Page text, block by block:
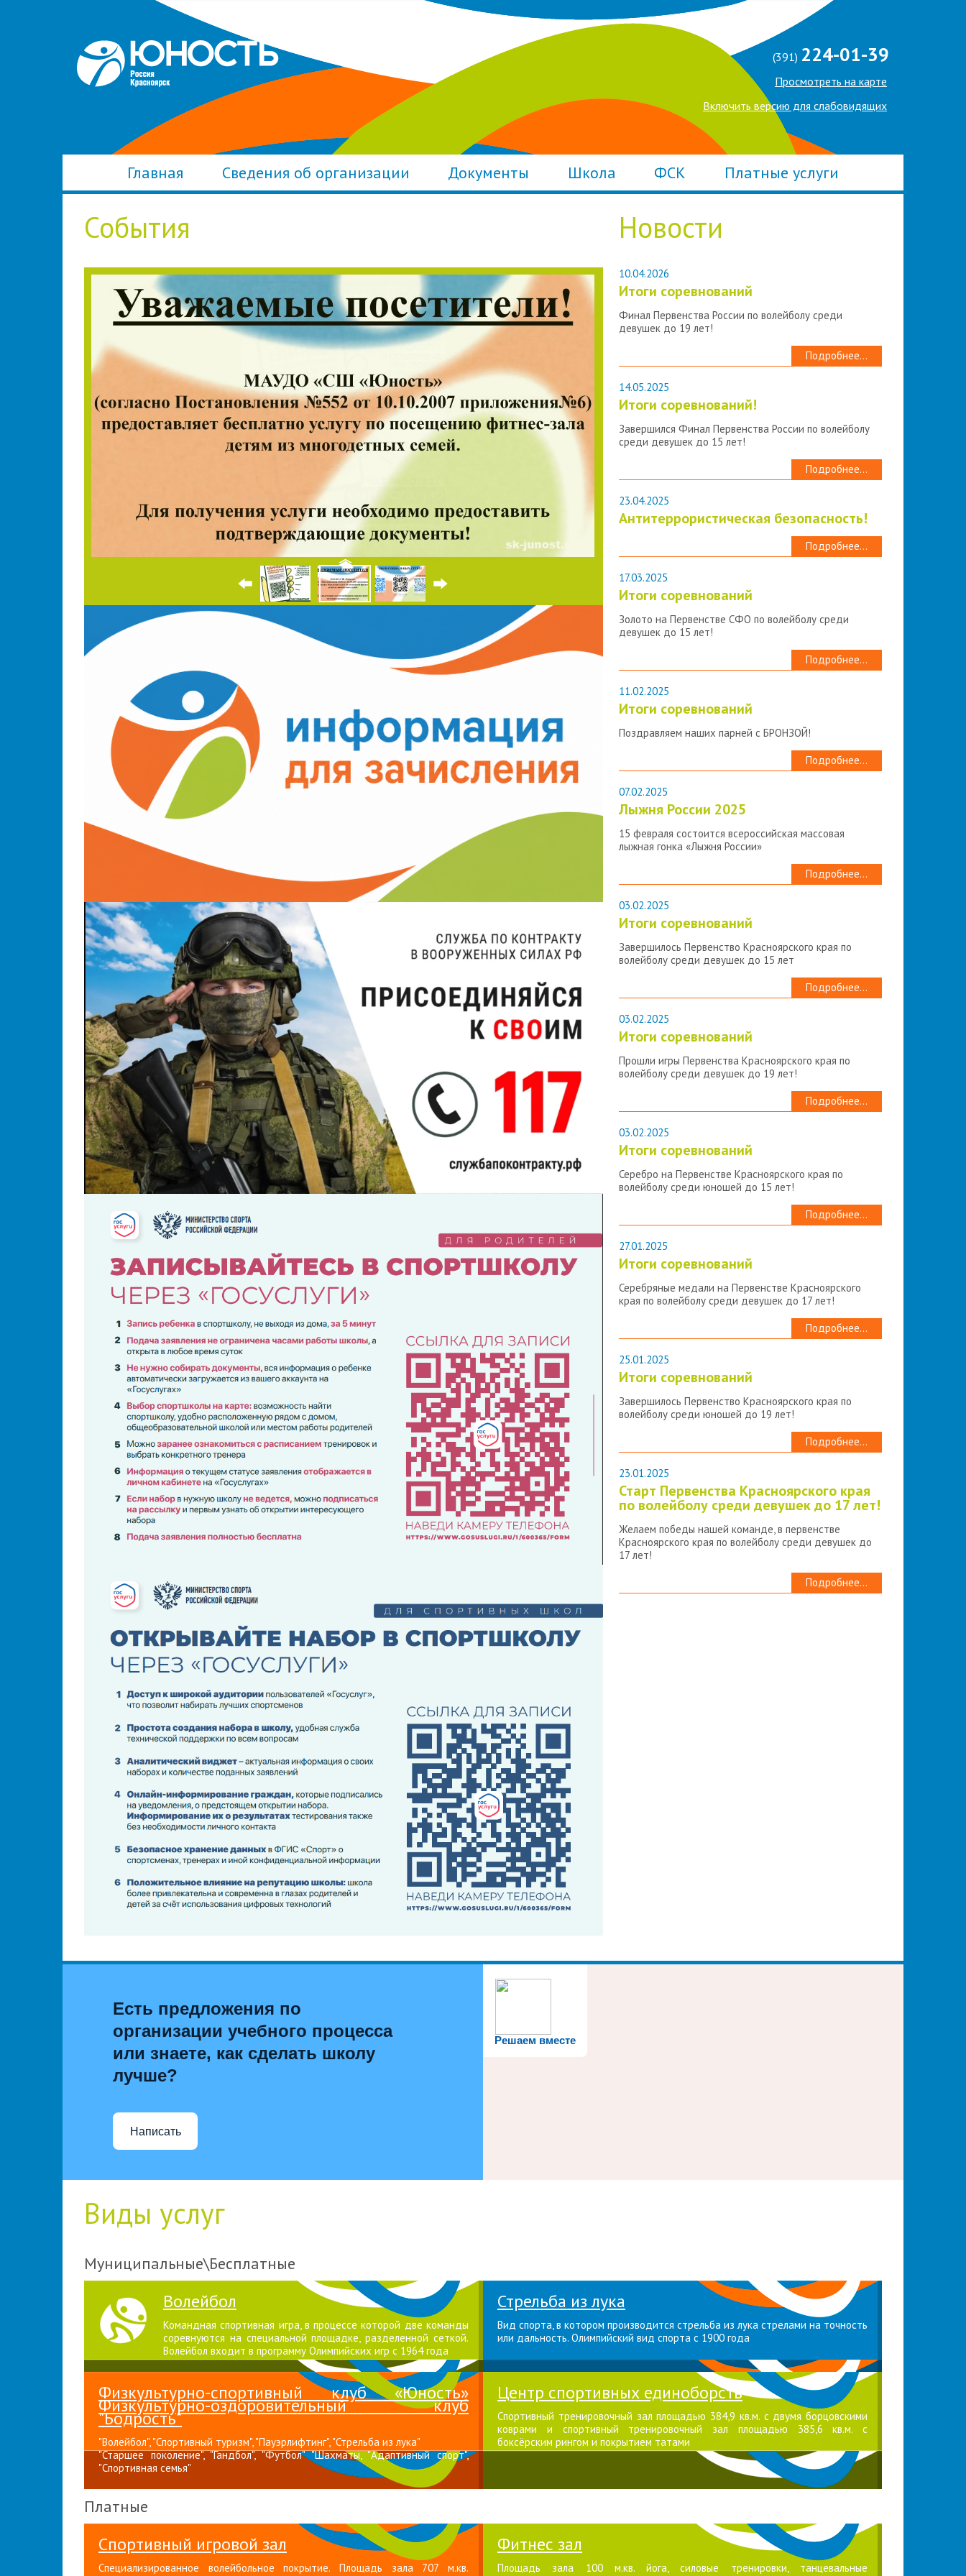
(391) 224-01-39
Просмотреть на карте
Включить версию для слабовидящих
Главная Сведения об организации Документы Школа ФСК Платные услуги
События Новости
10.04.2026
Итоги соревнований
Финал Первенства России по волейболу среди
девушек до 19 лет!
Подробнее...
14.05.2025
Итоги соревнований!
Завершился Финал Первенства России по волейболу
среди девушек до 15 лет!
Подробнее...
23.04.2025
Антитеррористическая безопасность!
Подробнее...
17.03.2025
Итоги соревнований
Золото на Первенстве СФО по волейболу среди
девушек до 15 лет!
Подробнее...
11.02.2025
Итоги соревнований
Поздравляем наших парней с БРОНЗОЙ!
Подробнее...
07.02.2025
Лыжня России 2025
15 февраля состоится всероссийская массовая
лыжная гонка «Лыжня России»
Подробнее...
03.02.2025
Итоги соревнований
Завершилось Первенство Красноярского края по
волейболу среди девушек до 15 лет
Подробнее...
03.02.2025
Итоги соревнований
Прошли игры Первенства Красноярского края по
волейболу среди девушек до 19 лет!
Подробнее...
03.02.2025
Итоги соревнований
Серебро на Первенстве Красноярского края по
волейболу среди юношей до 15 лет!
Подробнее...
27.01.2025
Итоги соревнований
Серебряные медали на Первенстве Красноярского
края по волейболу среди девушек до 17 лет!
Подробнее...
25.01.2025
Итоги соревнований
Завершилось Первенство Красноярского края по
волейболу среди юношей до 19 лет!
Подробнее...
23.01.2025
Старт Первенства Красноярского края
по волейболу среди девушек до 17 лет!
Желаем победы нашей команде, в первенстве
Красноярского края по волейболу среди девушек до
17 лет!
Подробнее...
Решаем вместе
Есть предложения по
организации учебного процесса
или знаете, как сделать школу
лучше?
Написать
Виды услуг
Муниципальные\Бесплатные
Волейбол
Командная спортивная игра, в процессе которой две команды
соревнуются на специальной площадке, разделенной сеткой.
Волейбол входит в программу Олимпийских игр с 1964 года
Стрельба из лука
Вид спорта, в котором производится стрельба из лука стрелами на точность
или дальность. Олимпийский вид спорта с 1900 года
Физкультурно-спортивный клуб «Юность»
Физкультурно-оздоровительный клуб
"Бодрость"
"Волейбол", "Спортивный туризм", "Пауэрлифтинг", "Стрельба из лука"
"Старшее поколение", "Гандбол", "Футбол" "Шахматы, "Адаптивный спорт",
"Спортивная семья"
Центр спортивных единоборств
Спортивный тренировочный зал площадью 384,9 кв.м. с двумя борцовскими
коврами и спортивный тренировочный зал площадью 385,6 кв.м. с
боксёрским рингом и покрытием татами
Платные
Спортивный игровой зал
Специализированное волейбольное покрытие. Площадь зала 707 м.кв.
Фитнес зал
Площадь зала 100 м.кв. йога, силовые тренировки, танцевальные